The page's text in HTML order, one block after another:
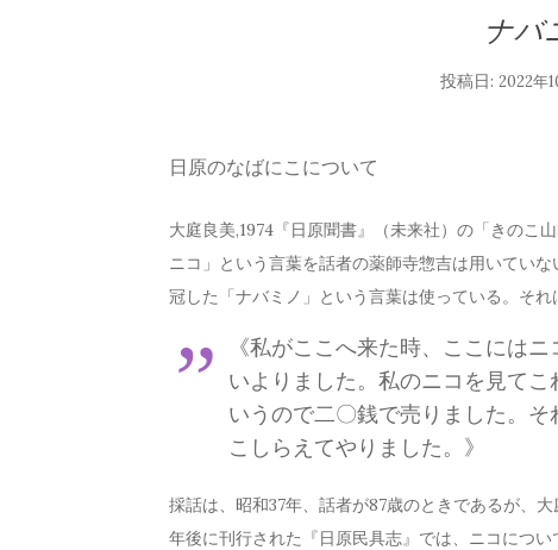
ナバ
投稿日:2022年
日原のなばにこについて
大庭良美,1974『日原聞書』（未来社）の「きのこ
ニコ」という言葉を話者の薬師寺惣吉は用いてい
冠した「ナバミノ」という言葉は使っている。そ
《私がここへ来た時、ここには
いよりました。私のニコを見て
いうので二〇銭で売りました。
こしらえてやりました。》
採話は、昭和37年、話者が87歳のときであるが、
年後に刊行された『日原民具志』では、ニコにつ